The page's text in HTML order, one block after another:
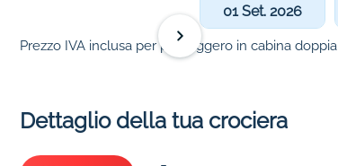
01 Set. 2026
Prezzo IVA inclusa per passeggero in cabina doppia
Dettaglio della tua crociera